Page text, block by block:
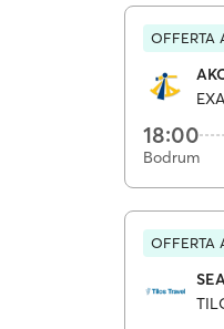
OFFERTA
18:00
Bodrum
OFFERTA